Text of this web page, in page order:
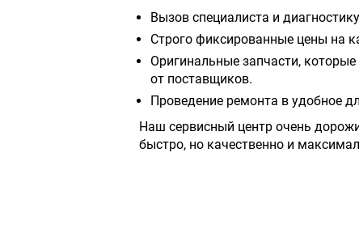
Вызов специалиста и
Строго фиксированные цены на
Оригинальные запчасти,
от поставщиков.
Проведение ремонта в удобное
Наш сервисный центр очень
быстро, но качественно и